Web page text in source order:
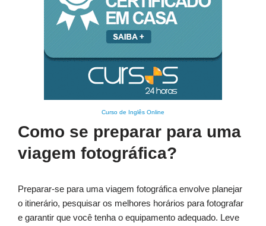
Curso de Inglês Online
Como se preparar para uma
viagem fotográfica?
Preparar-se para uma viagem fotográfica envolve planejar
o itinerário, pesquisar os melhores horários para fotografar
e garantir que você tenha o equipamento adequado. Leve